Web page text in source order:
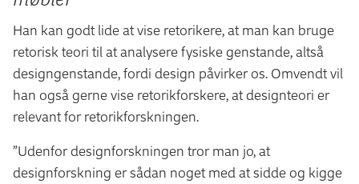
Han kan godt lide at vise retorikere, at man kan bruge
retorisk teori til at analysere fysiske genstande, altså
designgenstande, fordi design påvirker os. Omvendt vil
han også gerne vise retorikforskere, at designteori er
relevant for retorikforskningen.
”Udenfor designforskningen tror man jo, at
designforskning er sådan noget med at sidde og kigge